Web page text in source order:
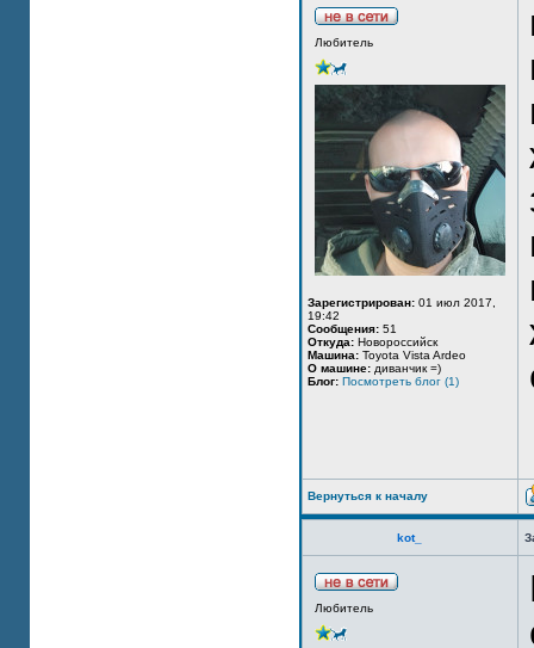
Любитель
Зарегистрирован: 01 июл 2017,
19:42
Сообщения: 51
Откуда: Новороссийск
Машина: Toyota Vista Ardeo
О машине: диванчик =)
Блог: Посмотреть блог (1)
Вернуться к началу
kot_
Любитель